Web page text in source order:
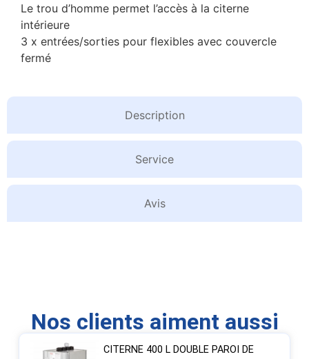
Description
Service
Avis
Le trou d’homme permet l’accès à la citerne
intérieure
3 x entrées/sorties pour flexibles avec couvercle
fermé
Nos clients aiment aussi
CITERNE 400 L DOUBLE PAROI DE